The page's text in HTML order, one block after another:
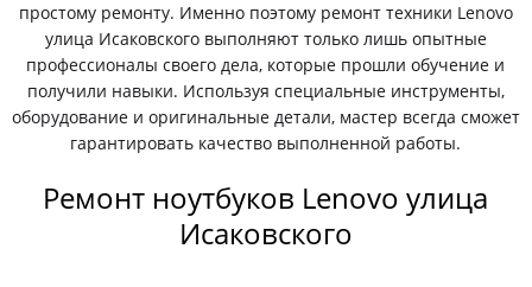
простому ремонту. Именно поэтому ремонт техники Lenovo
улица Исаковского выполняют только лишь опытные
профессионалы своего дела, которые прошли обучение и
получили навыки. Используя специальные инструменты,
оборудование и оригинальные детали, мастер всегда сможет
гарантировать качество выполненной работы.
Ремонт ноутбуков Lenovo улица
Исаковского